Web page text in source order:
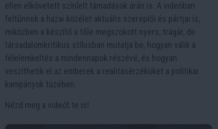
ellen elkövetett színlelt támadások árán is. A videóban
feltűnnek a hazai közélet aktuális szereplői és pártjai is,
miközben a készítő a tőle megszokott nyers, trágár, de
társadalomkritikus stílusban mutatja be, hogyan válik a
félelemkeltés a mindennapok részévé, és hogyan
veszíthetik el az emberek a realitásérzéküket a politikai
kampányok tüzében.
Nézd meg a videót te is!